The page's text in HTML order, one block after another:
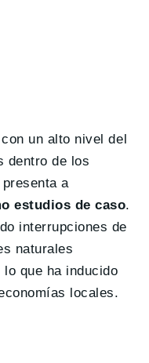
un alto nivel del
dentro de los
a
estudios de caso.
interrupciones de
naturales
que ha inducido
locales.